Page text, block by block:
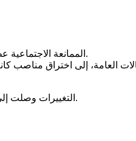
الممانعة الاجتماعية عطلت تمكين المرأة السعودية لسنوات. بوصول محمد بن سلمان لولاية العهد تغير المشهد.
العامة، إلى اختراق مناصب
التغييرات وصلت إلى إسقاط الولاية فيما يتعلق بسفر المرأة بشكل مستقل والمساواة التامة في حق العمل.